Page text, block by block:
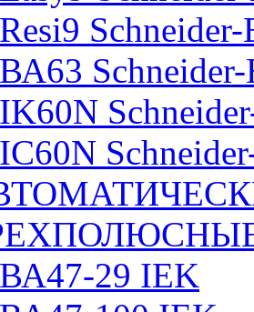
Resi9
ВА63
IK60N
IC60N
ВА47-29 IEK